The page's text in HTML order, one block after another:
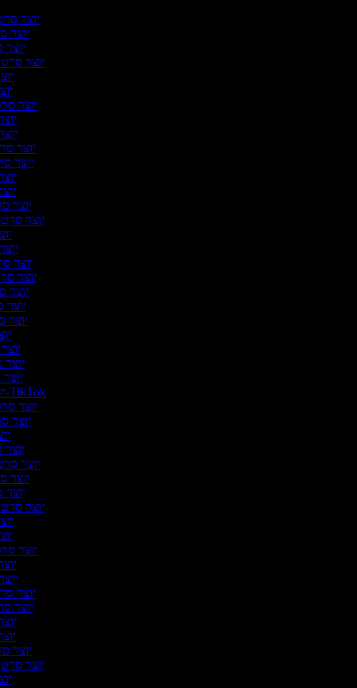
יוצר
יוצר
יוצר
יוצר
יוצר
יוצר
יוצר
יוצר
יוצר
יוצר
יוצר
יוצר
יוצר
יוצר
יוצר
יוצר סרטונים ל-TikTok
יוצר
יוצר
יוצר
יוצר
יוצר
יוצר
יוצר
יוצר
יוצר
יוצר
יוצר
יוצר